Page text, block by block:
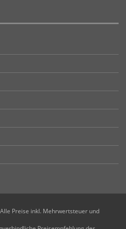
Preise inkl. Mehrwertsteuer und